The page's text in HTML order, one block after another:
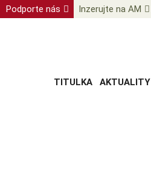
Podporte nás Inzerujte na AM
TITULKA AKTUALITY